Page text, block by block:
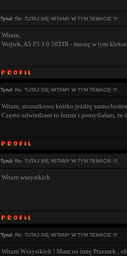
Tytuł: Re: TUTAJ SIĘ WITAMY W TYM TEMACIE !!!
Witam,
Wojtek, A5 F5 3.0 50TDI - muszę w tym
Tytuł: Re: TUTAJ SIĘ WITAMY W TYM TEMACIE !!!
Witam, stosunkowo krótko jeżdżę
Często odwiedzam to forum i pomyślałam, że
Tytuł: Re: TUTAJ SIĘ WITAMY W TYM TEMACIE !!!
Witam wszystkich
Tytuł: Re: TUTAJ SIĘ WITAMY W TYM TEMACIE !!!
Witam Wszystkich ! Mam na imię Przemek ,